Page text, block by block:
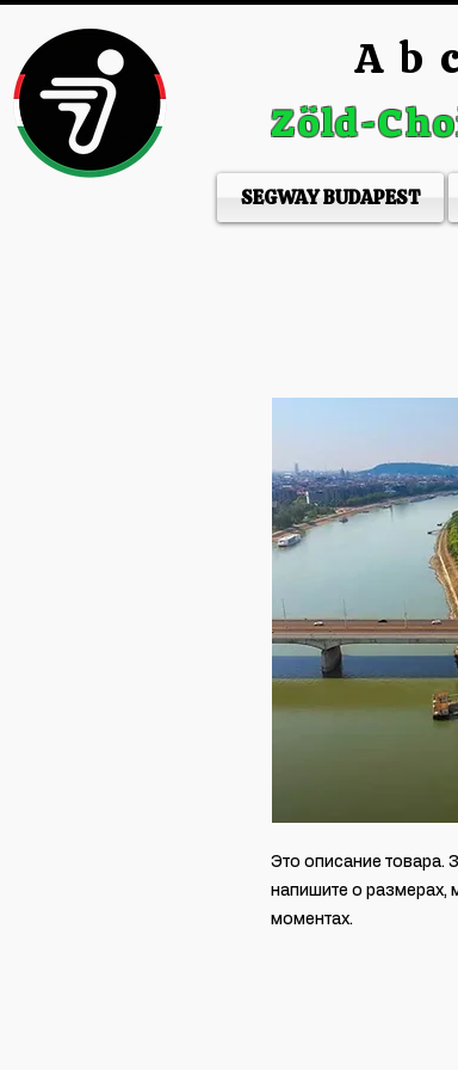
Zöld-
SEGWAY BUDAPEST
Это описание товара.
напишите о размерах,
моментах.